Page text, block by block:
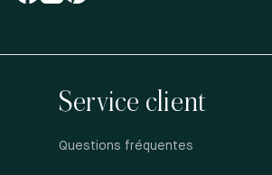
Service client
Questions fréquentes